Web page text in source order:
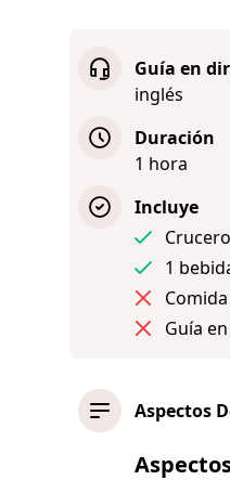
Guía en
inglés
Duración
1 hora
Incluye
1
Guía
Aspectos